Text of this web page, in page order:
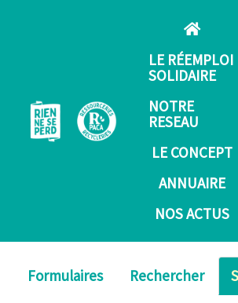
LE RÉEMPLOI
SOLIDAIRE
NOTRE
RESEAU
LE CONCEPT
ANNUAIRE
NOS ACTUS
Formulaires Rechercher